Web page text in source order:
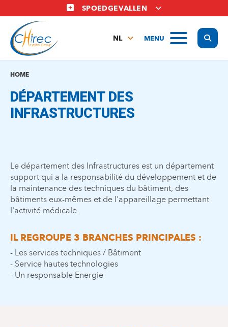
en
naar
inhoud
gaan
SPOEDGEVALLEN
MENU
NL
HOME
DÉPARTEMENT DES
INFRASTRUCTURES
Le département des Infrastructures est un département
support qui a la responsabilité du développement et de
la maintenance des techniques du bâtiment, des
bâtiments eux-mêmes et de l'appareillage permettant
l'activité médicale.
IL REGROUPE 3 BRANCHES PRINCIPALES :
- Les services techniques / Bâtiment
- Service hautes technologies
- Un responsable Energie